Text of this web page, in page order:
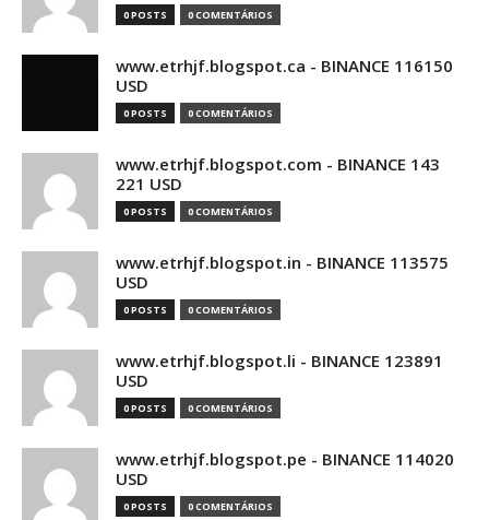
0 POSTS 0 COMENTÁRIOS
www.etrhjf.blogspot.ca - BINANCE 116150
USD
0 POSTS 0 COMENTÁRIOS
www.etrhjf.blogspot.com - BINANCE 143
221 USD
0 POSTS 0 COMENTÁRIOS
www.etrhjf.blogspot.in - BINANCE 113575
USD
0 POSTS 0 COMENTÁRIOS
www.etrhjf.blogspot.li - BINANCE 123891
USD
0 POSTS 0 COMENTÁRIOS
www.etrhjf.blogspot.pe - BINANCE 114020
USD
0 POSTS 0 COMENTÁRIOS